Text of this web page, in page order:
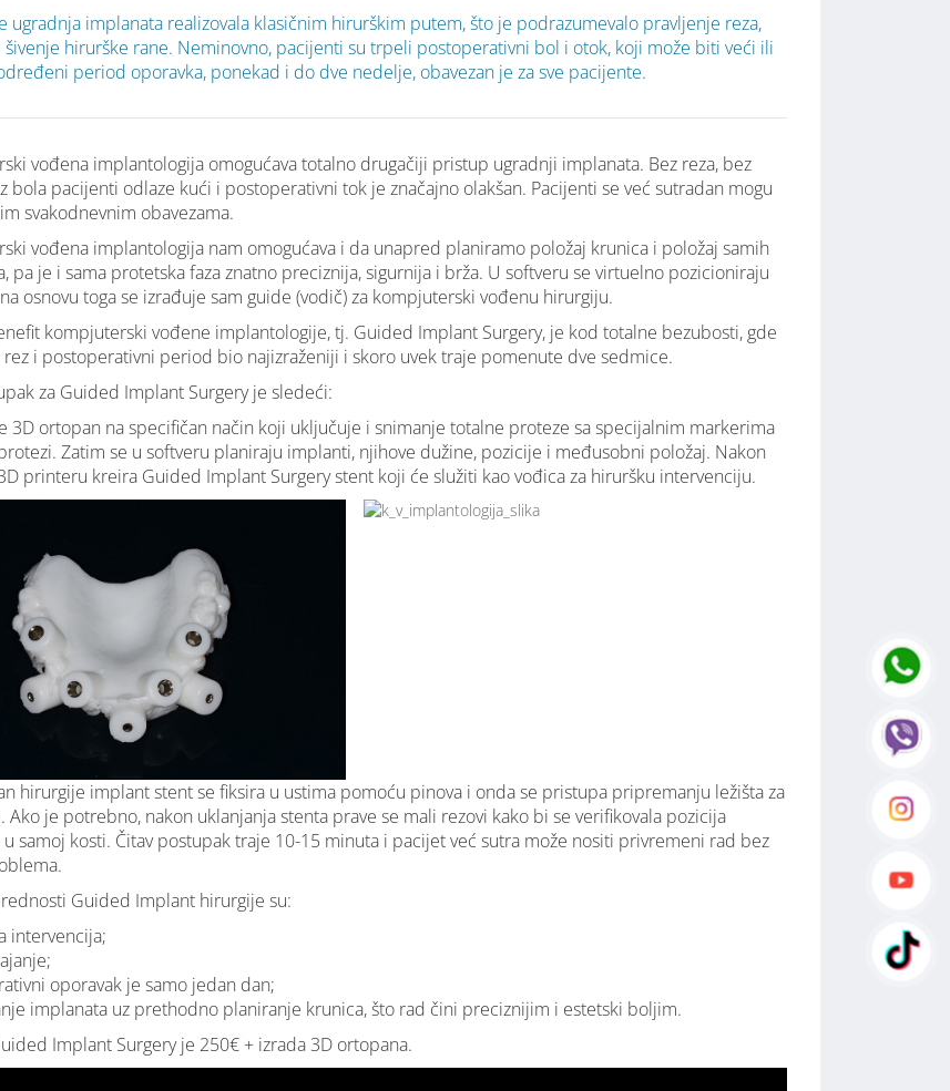
ugradnja implanata realizovala klasičnim hirurškim putem, što je podrazumevalo pravljenje reza,
šivenje hirurške rane. Neminovno, pacijenti su trpeli postoperativni bol i otok, koji može biti veći ili
period oporavka, ponekad i do dve nedelje, obavezan je za sve pacijente.
vođena implantologija omogućava totalno drugačiji pristup ugradnji implanata. Bez reza, bez
bola pacijenti odlaze kući i postoperativni tok je značajno olakšan. Pacijenti se već sutradan mogu
svakodnevnim obavezama.
vođena implantologija nam omogućava i da unapred planiramo položaj krunica i položaj samih
pa je i sama protetska faza znatno preciznija, sigurnija i brža. U softveru se virtuelno pozicioniraju
osnovu toga se izrađuje sam guide (vodič) za kompjuterski vođenu hirurgiju.
kompjuterski vođene implantologije, tj. Guided Implant Surgery, je kod totalne bezubosti, gde
i postoperativni period bio najizraženiji i skoro uvek traje pomenute dve sedmice.
za Guided Implant Surgery je sledeći:
3D ortopan na specifičan način koji uključuje i snimanje totalne proteze sa specijalnim markerima
Zatim se u softveru planiraju implanti, njihove dužine, pozicije i međusobni položaj. Nakon
printeru kreira Guided Implant Surgery stent koji će služiti kao vođica za hiruršku intervenciju.
hirurgije implant stent se fiksira u ustima pomoću pinova i onda se pristupa pripremanju ležišta za
Ako je potrebno, nakon uklanjanja stenta prave se mali rezovi kako bi se verifikovala pozicija
samoj kosti. Čitav postupak traje 10-15 minuta i pacijet već sutra može nositi privremeni rad bez
Guided Implant hirurgije su:
intervencija;
oporavak je samo jedan dan;
implanata uz prethodno planiranje krunica, što rad čini preciznijim i estetski boljim.
Implant Surgery je 250€ + izrada 3D ortopana.